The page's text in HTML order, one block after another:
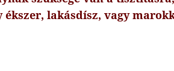
ékszer, lakásdísz, vagy